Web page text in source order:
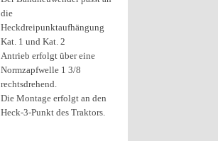
die
Heckdreipunktaufhängung
Kat. 1 und Kat. 2
Antrieb erfolgt über eine
Normzapfwelle 1 3/8
rechtsdrehend.
Die Montage erfolgt an den
Heck-3-Punkt des Traktors.